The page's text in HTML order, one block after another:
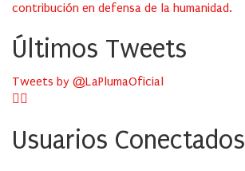
contribución en defensa de la humanidad.
Últimos Tweets
Tweets by @LaPlumaOficial
Usuarios Conectados